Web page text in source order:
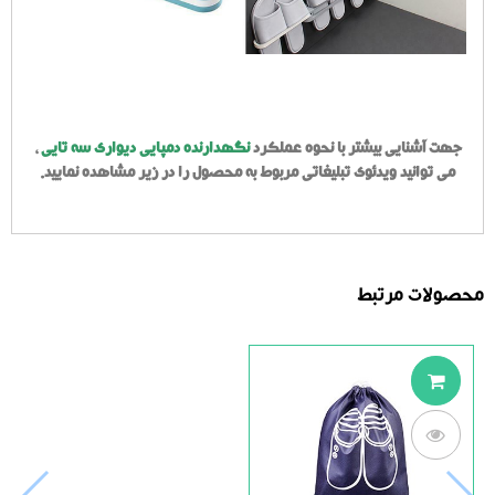
جهت آشنایی بیشتر با نحوه عملکردنگهدارنده دمپایی دیواری سه تایی،
می توانید ویدئوی تبلیغاتی مربوط به محصول را در زیر مشاهده نمایید.
محصولات مرتبط